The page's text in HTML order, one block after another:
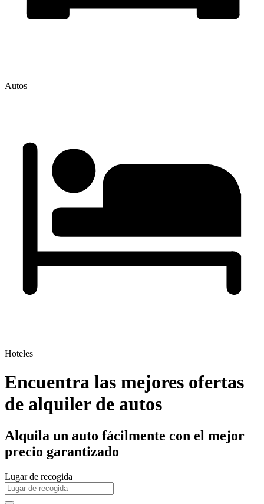
Autos
Hoteles
Encuentra las mejores ofertas
de alquiler de autos
Alquila un auto fácilmente con el mejor
precio garantizado
Lugar de recogida